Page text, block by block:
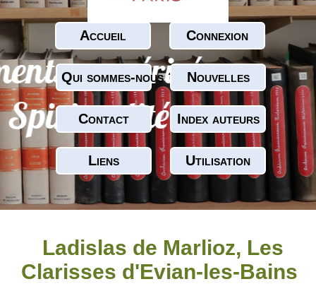
Accueil Connexion
Qui sommes-nous ? Nouvelles
Contact Index auteurs
Liens Utilisation
Ladislas de Marlioz, Les
Clarisses d'Evian-les-Bains